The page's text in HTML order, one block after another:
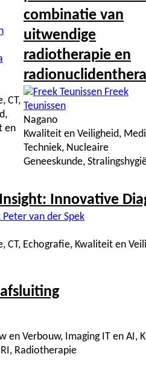
CT,
en
combinatie van
uitwendige
radiotherapie en
Freek
Teunissen
Nagano
Kwaliteit en Veiligheid,
Techniek, Nucleaire
Geneeskunde,
Innovative
Peter van der Spek
Echografie, Kwaliteit en
en Verbouw, Imaging IT en AI,
Radiotherapie